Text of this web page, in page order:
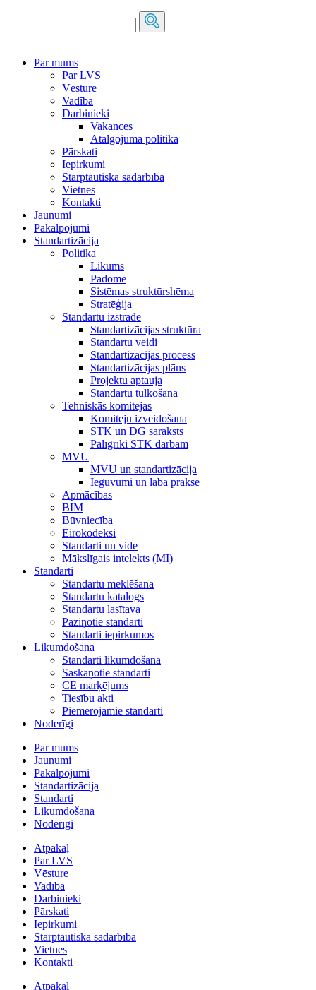
Par mums
Par LVS
Vēsture
Vadība
Darbinieki
Vakances
Atalgojuma politika
Pārskati
Iepirkumi
Starptautiskā sadarbība
Vietnes
Kontakti
Jaunumi
Pakalpojumi
Standartizācija
Politika
Likums
Padome
Sistēmas struktūrshēma
Stratēģija
Standartu izstrāde
Standartizācijas struktūra
Standartu veidi
Standartizācijas process
Standartizācijas plāns
Projektu aptauja
Standartu tulkošana
Tehniskās komitejas
Komiteju izveidošana
STK un DG saraksts
Palīgrīki STK darbam
MVU
MVU un standartizācija
Ieguvumi un labā prakse
Apmācības
BIM
Būvniecība
Eirokodeksi
Standarti un vide
Mākslīgais intelekts (MI)
Standarti
Standartu meklēšana
Standartu katalogs
Standartu lasītava
Paziņotie standarti
Standarti iepirkumos
Likumdošana
Standarti likumdošanā
Saskaņotie standarti
CE marķējums
Tiesību akti
Piemērojamie standarti
Noderīgi
Par mums
Jaunumi
Pakalpojumi
Standartizācija
Standarti
Likumdošana
Noderīgi
Atpakaļ
Par LVS
Vēsture
Vadība
Darbinieki
Pārskati
Iepirkumi
Starptautiskā sadarbība
Vietnes
Kontakti
Atpakaļ